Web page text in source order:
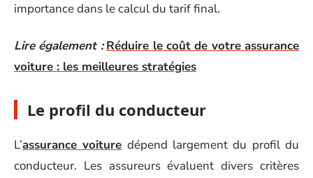
importance dans le calcul du tarif final.
Lire également : Réduire le coût de votre assurance
voiture : les meilleures stratégies
Le profil du conducteur
L’assurance voiture dépend largement du profil du
conducteur. Les assureurs évaluent divers critères